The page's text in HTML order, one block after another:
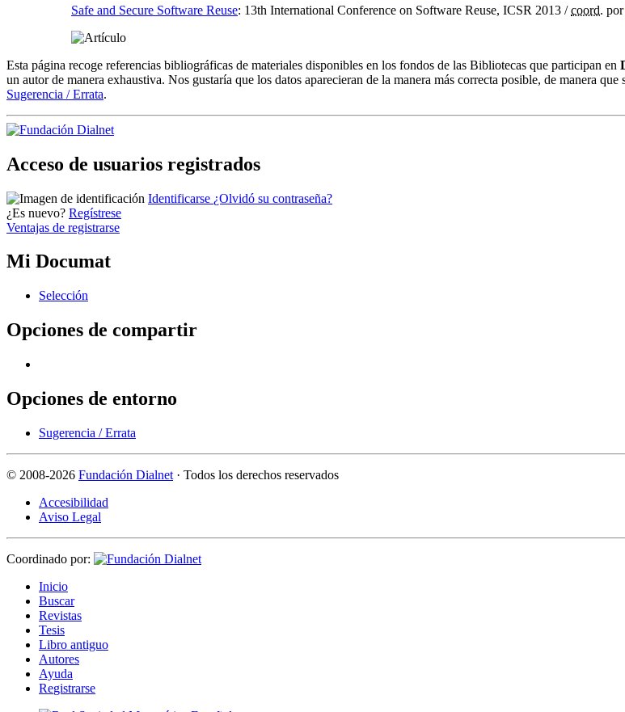
Safe and Secure Software Reuse: 13th International Conference on Software Reuse, ICSR 2013 /coord. por
Esta página recoge referencias bibliográficas de materiales disponibles en los fondos de las Bibliotecas que participan en
un autor de manera exhaustiva. Nos gustaría que los datos aparecieran de la manera más correcta posible, de manera
Sugerencia / Errata.
Acceso de usuarios registrados
Identificarse ¿Olvidó su contraseña?
¿Es nuevo? Regístrese
Ventajas de registrarse
Mi Documat
Selección
Opciones de compartir
Opciones de entorno
Sugerencia / Errata
© 2008-2026 Fundación Dialnet · Todos los derechos reservados
Accesibilidad
Aviso Legal
Coordinado por:
Inicio
Buscar
Revistas
Tesis
Libro antiguo
Autores
Ayuda
Registrarse